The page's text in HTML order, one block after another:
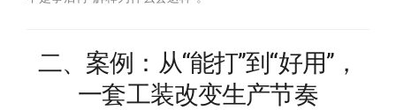
二、案例：从“能打”到“好用”，
一套工装改变生产节奏